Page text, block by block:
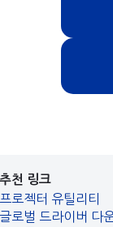
추천 링크
프로젝터 유틸리티
글로벌 드라이버 다